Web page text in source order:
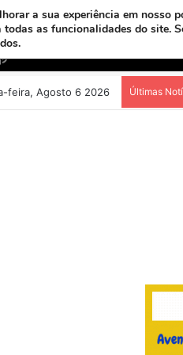
feira, Agosto 6 2026 Últimas
a sua experiência em nosso
todas as funcionalidades do site.